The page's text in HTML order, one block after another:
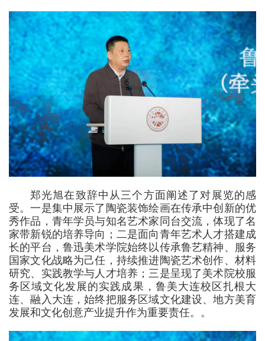
郑光旭在致辞中从三个方面阐述了对展览的感
受。一是集中展示了陶瓷装饰绘画在传承中创新的优
秀作品，青年学员与知名艺术家同台交流，体现了名
家带新锐的培养导向；二是面向青年艺术人才搭建成
长的平台，鲁迅美术学院始终以传承鲁艺精神、服务
国家文化战略为己任，持续推进陶瓷艺术创作、材料
研究、实践教学与人才培养；三是呈现了美术院校服
务区域文化发展的实践成果，鲁美大连校区扎根大
连、融入大连，始终把服务区域文化建设、地方美育
发展和文化创意产业提升作为重要责任。。